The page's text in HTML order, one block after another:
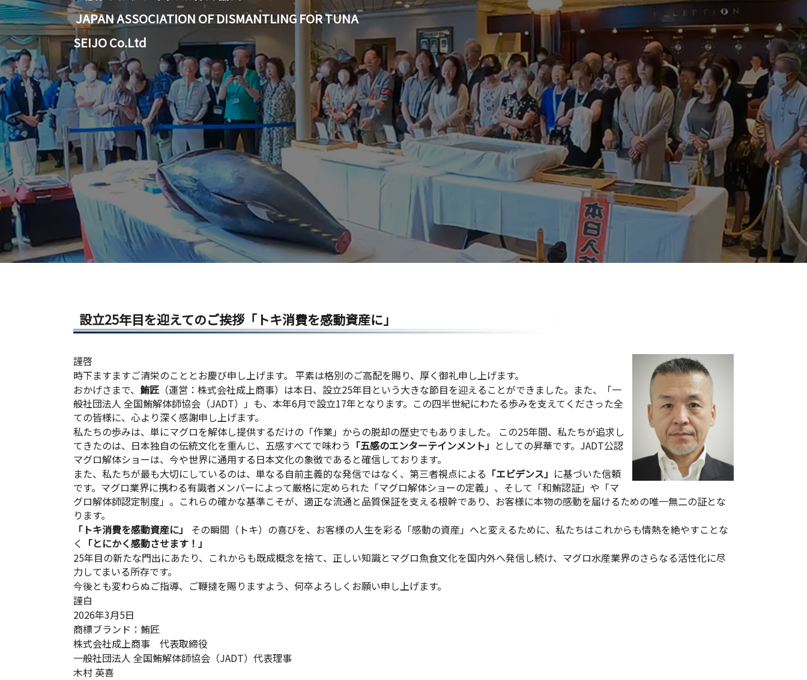
JAPAN ASSOCIATION OF DISMANTLING FOR TUNA
SEIJO Co.Ltd
設立25年目を迎えてのご挨拶「トキ消費を感動資産に」
謹啓
時下ますますご清栄のこととお慶び申し上げます。 平素は格別のご高配を賜り、厚く御礼申し上げます。
おかげさまで、 鮪匠 （運営：株式会社成上商事）は本日、設立25年目という大きな節目を迎えることができました。また、「一
般社団法人 全国鮪解体師協会（JADT）」も、本年6月で設立17年となります。この四半世紀にわたる歩みを支えてくださった全
ての皆様に、心より深く感謝申し上げます。
私たちの歩みは、単にマグロを解体し提供するだけの「作業」からの脱却の歴史でもありました。 この25年間、私たちが追求し
てきたのは、日本独自の伝統文化を重んじ、五感すべてで味わう 「五感のエンターテインメント」 としての昇華です。JADT公認
マグロ解体ショーは、今や世界に通用する日本文化の象徴であると確信しております。
また、私たちが最も大切にしているのは、単なる自前主義的な発信ではなく、第三者視点による 「エビデンス」 に基づいた信頼
です。マグロ業界に携わる有識者メンバーによって厳格に定められた「マグロ解体ショーの定義」、そして「和鮪認証」や「マ
グロ解体師認定制度」。これらの確かな基準こそが、適正な流通と品質保証を支える根幹であり、お客様に本物の感動を届けるための唯一無二の証とな
ります。
「トキ消費を感動資産に」
その瞬間（トキ）の喜びを、お客様の人生を彩る「感動の資産」へと変えるために、私たちはこれからも情熱を絶やすことな
く 「とにかく感動させます！」
25年目の新たな門出にあたり、これからも既成概念を捨て、正しい知識とマグロ魚食文化を国内外へ発信し続け、マグロ水産業界のさらなる活性化に尽
力してまいる所存です。
今後とも変わらぬご指導、ご鞭撻を賜りますよう、何卒よろしくお願い申し上げます。
謹白
2026年3月5日
商標ブランド：鮪匠
株式会社成上商事 代表取締役
一般社団法人 全国鮪解体師協会（JADT）代表理事
木村 英喜